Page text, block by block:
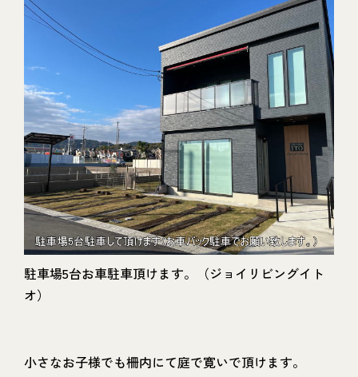
駐車場5台お車駐車頂けます。（ジョイリビングイト
オ）
小さなお子様でも柵内にて庭で寛いで頂けます。